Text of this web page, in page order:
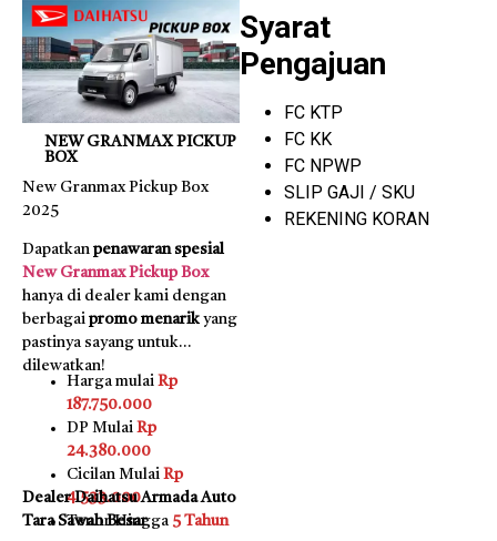
NEW GRANMAX PICKUP
BOX
New Granmax Pickup Box
2025
Dapatkan penawaran spesial
New Granmax Pickup Box
hanya di dealer kami dengan
berbagai promo menarik yang
pastinya sayang untuk
dilewatkan!
Harga mulai Rp
187.750.000
DP Mulai Rp
24.380.000
Cicilan Mulai Rp
4.533.000
Tenor Hingga 5 Tahun
Dealer Daihatsu Armada Auto
Tara Sawah Besar
Syarat
Pengajuan
FC KTP
FC KK
FC NPWP
SLIP GAJI / SKU
REKENING KORAN